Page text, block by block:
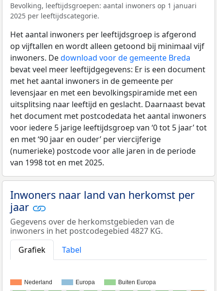
Bevolking, leeftijdsgroepen: aantal inwoners op 1 januari
2025 per leeftijdscategorie.
Het aantal inwoners per leeftijdsgroep is afgerond
op vijftallen en wordt alleen getoond bij minimaal vijf
inwoners. Dedownload voor de gemeente Breda
bevat veel meer leeftijdgegevens: Er is een document
met het aantal inwoners in de gemeente per
levensjaar en met een bevolkingspiramide met een
uitsplitsing naar leeftijd en geslacht. Daarnaast bevat
het document met postcodedata het aantal inwoners
voor iedere 5 jarige leeftijdsgroep van ‘0 tot 5 jaar’ tot
en met ‘90 jaar en ouder’ per viercijferige
(numerieke) postcode voor alle jaren in de periode
van 1998 tot en met 2025.
Inwoners naar land van herkomst per
jaar
Gegevens over de herkomstgebieden van de
inwoners in het postcodegebied 4827 KG.
Grafiek
Tabel
Nederland Europa Buiten Europa